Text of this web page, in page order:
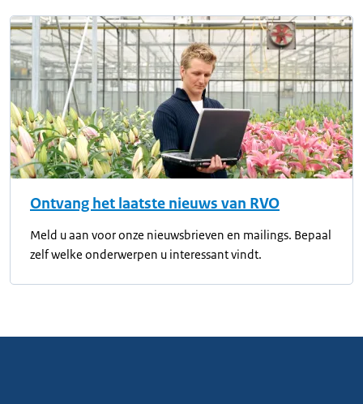
Ontvang het laatste nieuws van RVO
Meld u aan voor onze nieuwsbrieven en mailings. Bepaal
zelf welke onderwerpen u interessant vindt.